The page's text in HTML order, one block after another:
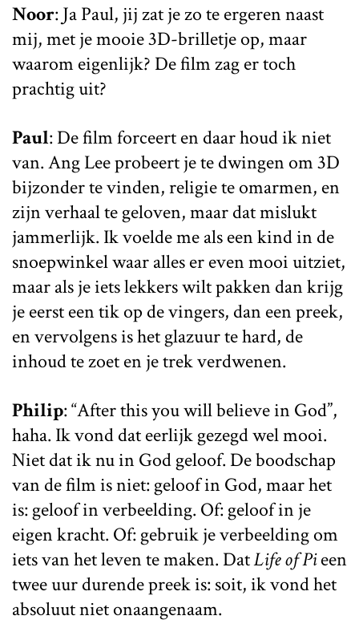
Noor: Ja Paul, jij zat je zo te ergeren naast
mij, met je mooie 3D-brilletje op, maar
waarom eigenlijk? De film zag er toch
prachtig uit?
Paul: De film forceert en daar houd ik niet
van. Ang Lee probeert je te dwingen om 3D
bijzonder te vinden, religie te omarmen, en
zijn verhaal te geloven, maar dat mislukt
jammerlijk. Ik voelde me als een kind in de
snoepwinkel waar alles er even mooi uitziet,
maar als je iets lekkers wilt pakken dan krijg
je eerst een tik op de vingers, dan een preek,
en vervolgens is het glazuur te hard, de
inhoud te zoet en je trek verdwenen.
Philip: “After this you will believe in God”,
haha. Ik vond dat eerlijk gezegd wel mooi.
Niet dat ik nu in God geloof. De boodschap
van de film is niet: geloof in God, maar het
is: geloof in verbeelding. Of: geloof in je
eigen kracht. Of: gebruik je verbeelding om
iets van het leven te maken. DatLife of Pieen
twee uur durende preek is: soit, ik vond het
absoluut niet onaangenaam.